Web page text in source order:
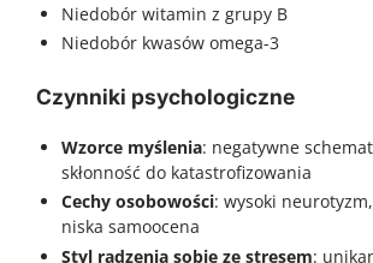
Niedobór witamin z grupy B
Niedobór kwasów omega-3
Czynniki psychologiczne
Wzorce myślenia: negatywne
skłonność do katastrofizowania
Cechy osobowości: wysoki
niska samoocena
Styl radzenia sobie ze stresem: